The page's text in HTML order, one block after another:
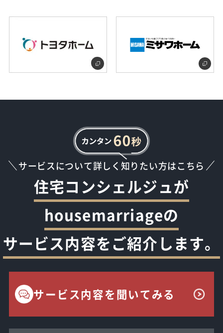
サービスについて詳しく知りたい方はこちら
住宅コンシェルジュが
housemarriageの
サービス内容をご紹介します。
サービス内容を聞いてみる